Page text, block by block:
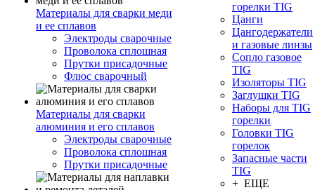
Материалы для сварки меди
и ее сплавов
Электроды сварочные
Проволока сплошная
Прутки присадочные
Флюс сварочный
Материалы для сварки
алюминия и его сплавов
Электроды сварочные
Проволока сплошная
Прутки присадочные
горелки TIG
Цанги
Цангодержатели
и газовые линзы
Сопло газовое
TIG
Изоляторы TIG
Заглушки TIG
Наборы для TIG
горелки
Головки TIG
горелок
Запасные части
TIG
+ ЕЩЕ